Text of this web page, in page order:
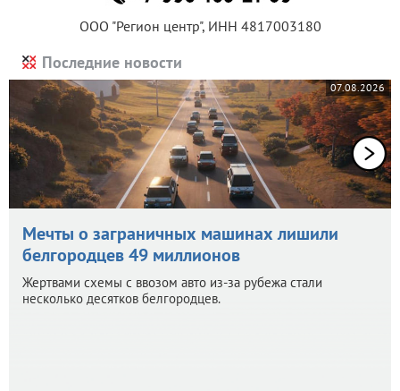
ООО "Регион центр", ИНН 4817003180
Последние новости
07.08.2026
Мечты о заграничных машинах лишили
белгородцев 49 миллионов
Жертвами схемы с ввозом авто из-за рубежа стали
несколько десятков белгородцев.